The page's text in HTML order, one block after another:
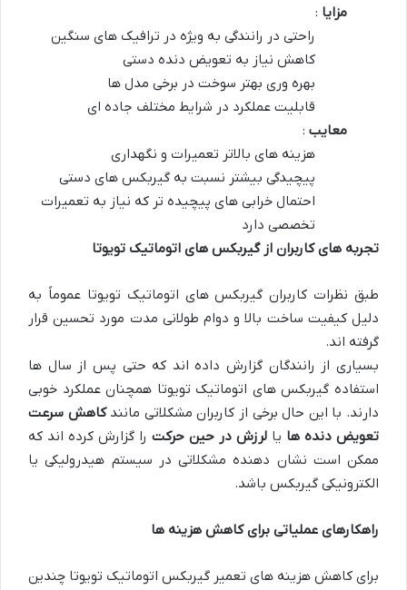
مزایا :
راحتی در رانندگی به ویژه در ترافیک های سنگین
کاهش نیاز به تعویض دنده دستی
بهره وری بهتر سوخت در برخی مدل ها
قابلیت عملکرد در شرایط مختلف جاده ای
معایب :
هزینه های بالاتر تعمیرات و نگهداری
پیچیدگی بیشتر نسبت به گیربکس های دستی
احتمال خرابی های پیچیده تر که نیاز به تعمیرات
تخصصی دارد
تجربه های کاربران از گیربکس های اتوماتیک تویوتا
طبق نظرات کاربران گیربکس های اتوماتیک تویوتا عموماً به
دلیل کیفیت ساخت بالا و دوام طولانی مدت مورد تحسین قرار
گرفته اند.
بسیاری از رانندگان گزارش داده اند که حتی پس از سال ها
استفاده گیربکس های اتوماتیک تویوتا همچنان عملکرد خوبی
دارند. با این حال برخی از کاربران مشکلاتی مانندکاهش سرعت
تعویض دنده ها یا لرزش در حین حرکت را گزارش کرده اند که
ممکن است نشان دهنده مشکلاتی در سیستم هیدرولیکی یا
الکترونیکی گیربکس باشد.
راهکارهای عملیاتی برای کاهش هزینه ها
برای کاهش هزینه های تعمیر گیربکس اتوماتیک تویوتا چندین